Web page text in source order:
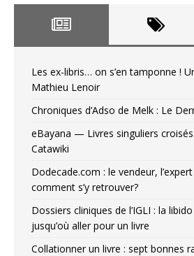
Les ex-libris… on s’en tamponne !
Mathieu Lenoir
Chroniques d’Adso de Melk : Le
eBayana — Livres singuliers
Catawiki
Dodecade.com : le vendeur,
comment s’y retrouver?
Dossiers cliniques de l’IGLI : la
jusqu’où aller pour un livre
Collationner un livre : sept bonnes